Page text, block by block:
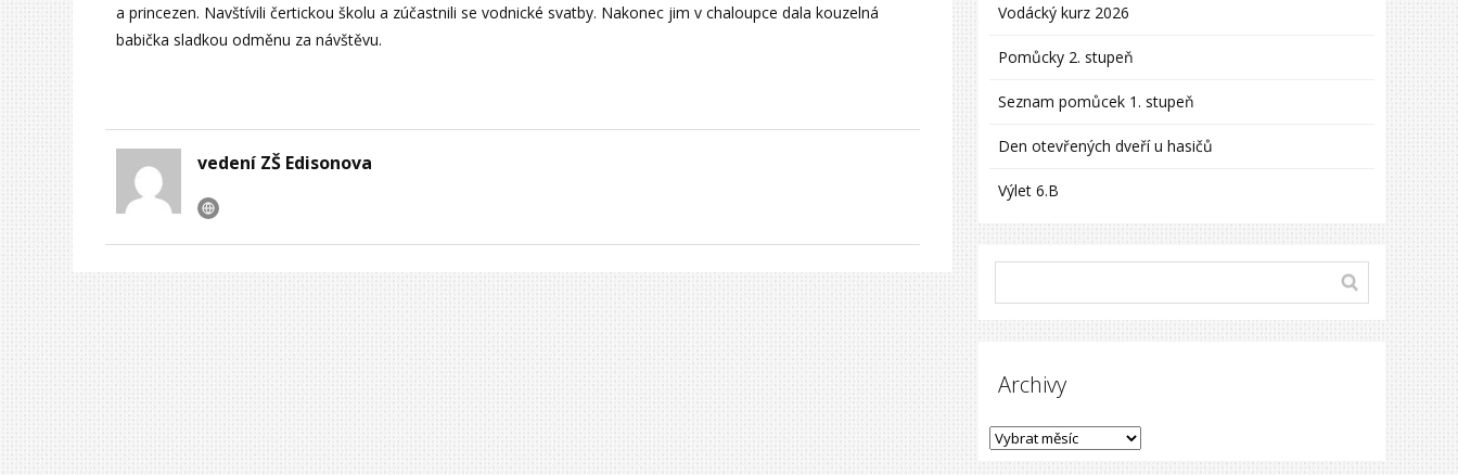
a princezen. Navštívili čertickou školu a zúčastnili se vodnické svatby. Nakonec jim v chaloupce dala kouzelná
babička sladkou odměnu za návštěvu.
vedení ZŠ Edisonova
Vodácký kurz 2026
Pomůcky 2. stupeň
Seznam pomůcek 1. stupeň
Den otevřených dveří u hasičů
Výlet 6.B
Archivy